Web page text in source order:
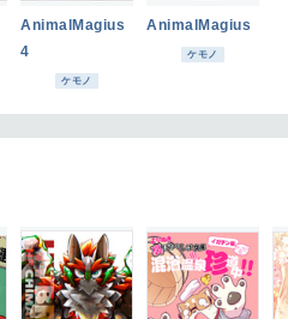
AnimalMagius
4
ケモノ
AnimalMagius
ケモノ